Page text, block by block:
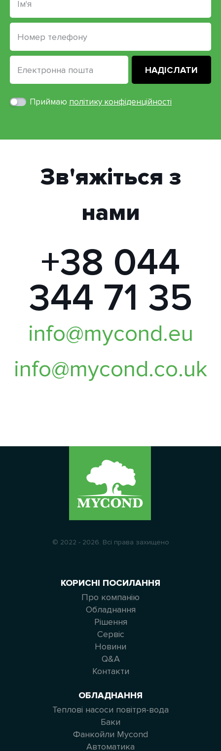
Приймаю політику конфіденційності
Зв'яжіться з
нами
+38 044
344 71 35
info@mycond.eu
info@mycond.co.uk
© 2022 - 2026. Всі права захищено
КОРИСНІ ПОСИЛАННЯ
Про компанію
Обладнання
Рішення
Сервіс
Новини
Q&A
Контакти
ОБЛАДНАННЯ
Теплові насоси повітря-вода
Баки
Фанкойли Mycond
Автоматика